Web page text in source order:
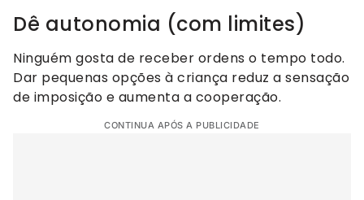
Dê autonomia (com limites)
Ninguém gosta de receber ordens o tempo todo.
Dar pequenas opções à criança reduz a sensação
de imposição e aumenta a cooperação.
CONTINUA APÓS A PUBLICIDADE